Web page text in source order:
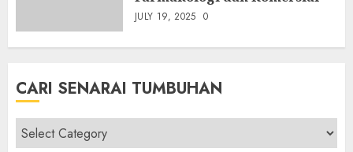
JULY 19, 2025 0
CARI SENARAI TUMBUHAN
Cari
Senarai